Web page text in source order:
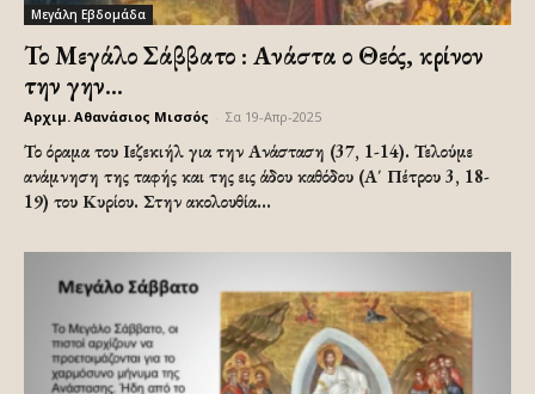
Μεγάλη Εβδομάδα
Το Μεγάλο Σάββατο : Ανάστα ο Θεός, κρίνον
την γην…
Αρχιμ. Αθανάσιος Μισσός Σα 19-Απρ-2025
Το όραμα του Ιεζεκιήλ για την Ανάσταση (37, 1-14). Τελούμε
ανάμνηση της ταφής και της εις άδου καθόδου (Α΄ Πέτρου 3, 18-
19) του Κυρίου. Στην ακολουθία...